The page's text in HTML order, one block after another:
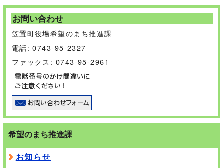
お問い合わせ
笠置町役場希望のまち推進課
電話: 0743-95-2327
ファックス: 0743-95-2961
希望のまち推進課
お知らせ